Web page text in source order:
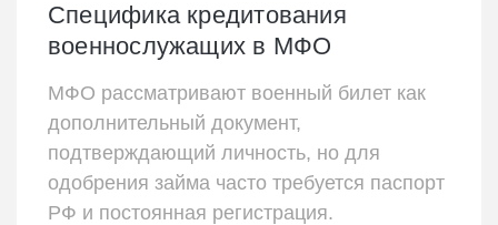
Специфика кредитования
военнослужащих в МФО
МФО рассматривают военный билет как
дополнительный документ,
подтверждающий личность, но для
одобрения займа часто требуется паспорт
РФ и постоянная регистрация.